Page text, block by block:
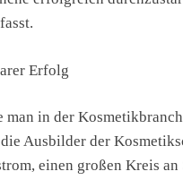
Erfolg
man in der
Ausbilder der
einen großen Kreis an